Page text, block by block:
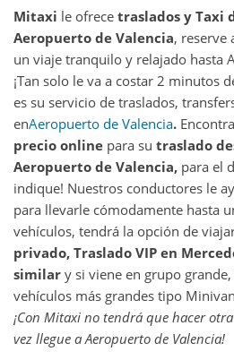
Mitaxi le ofrece traslados y Taxi
Aeropuerto de Valencia, reserve
un viaje tranquilo y relajado hasta
¡Tan solo le va a costar 2 minutos
es su servicio de traslados,
enAeropuerto de Valencia.
precio online para su traslado
Aeropuerto de Valencia, para el
indique! Nuestros conductores le
para llevarle cómodamente hasta
vehículos, tendrá la opción de
privado, Traslado VIP en
similar y si viene en grupo
vehículos más grandes tipo
¡Con Mitaxi no tendrá que hacer
vez llegue a Aeropuerto de Valencia!